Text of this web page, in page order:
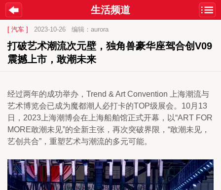
生活频道
[ 汽车 ] 2023-10-26 编辑：aurora
打破艺术潮流次元壁，独角兽豪华座驾合创V09
震撼上市，敢潮未来
经过两年的成功举办，Trend & Art Convention 上海潮流与
艺术博览会已成为魔都潮人必打卡的TOP级展会。10月13
日，2023上海潮博会在上海船舶馆正式开幕，以“ART FOR
MORE敢潮未见”的全新主张，再次突破界限，“敢潮未见，
艺创共合”，重塑艺术与潮流的多元可能。